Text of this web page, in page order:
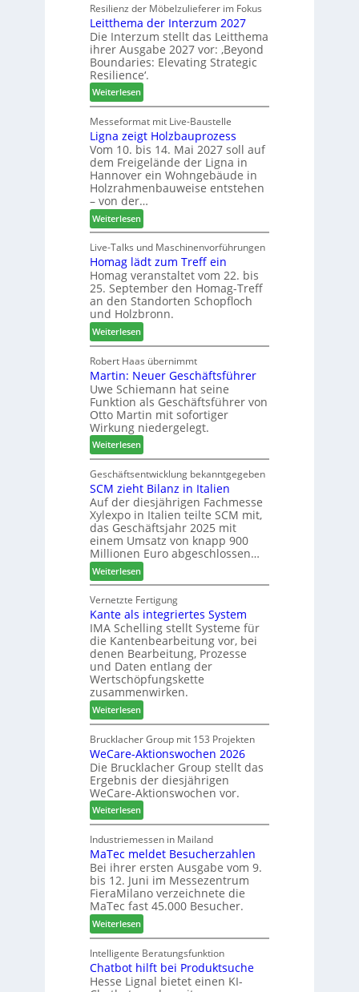
t
i
m
e
n
t
u
n
g
e
n
f
ü
r
P
l
a
n
t
a
g
m
e
l
l
o
-
F
r
ä
s
e
r
u
n
d
-
e
r
b
i
n
d
e
Resilienz der Möbelzulieferer im Fokus
Leitthema der Interzum 2027
Die Interzum stellt das Leitthema
ihrer Ausgabe 2027 vor: ‚Beyond
Boundaries: Elevating Strategic
Resilience‘.
Weiterlesen:
L
e
i
t
t
h
e
m
a
d
e
r
I
n
t
e
r
z
u
m
2
0
2
7
Messeformat mit Live-Baustelle
Ligna zeigt Holzbauprozess
Vom 10. bis 14. Mai 2027 soll auf
dem Freigelände der Ligna in
Hannover ein Wohngebäude in
Holzrahmenbauweise entstehen
– von der…
Weiterlesen:
L
i
g
n
a
z
e
i
g
t
H
o
l
z
b
a
u
p
r
o
z
e
s
s
Live-Talks und Maschinenvorführungen
Homag lädt zum Treff ein
Homag veranstaltet vom 22. bis
25. September den Homag-Treff
an den Standorten Schopfloch
und Holzbronn.
Weiterlesen:
H
o
m
a
g
l
ä
d
t
z
u
m
T
r
e
f
f
i
n
Robert Haas übernimmt
Martin: Neuer Geschäftsführer
Uwe Schiemann hat seine
Funktion als Geschäftsführer von
Otto Martin mit sofortiger
Wirkung niedergelegt.
Weiterlesen:
M
a
r
t
i
n
:
N
e
u
e
r
G
e
s
c
h
ä
f
s
f
ü
h
r
e
Geschäftsentwicklung bekanntgegeben
SCM zieht Bilanz in Italien
Auf der diesjährigen Fachmesse
Xylexpo in Italien teilte SCM mit,
das Geschäftsjahr 2025 mit
einem Umsatz von knapp 900
Millionen Euro abgeschlossen…
Weiterlesen:
S
C
M
z
i
e
h
t
B
i
l
a
n
z
i
n
I
t
a
l
i
e
n
Vernetzte Fertigung
Kante als integriertes System
IMA Schelling stellt Systeme für
die Kantenbearbeitung vor, bei
denen Bearbeitung, Prozesse
und Daten entlang der
Wertschöpfungskette
zusammenwirken.
Weiterlesen:
K
a
n
t
e
a
l
s
i
n
t
e
g
r
i
e
r
t
e
Brucklacher Group mit 153 Projekten
WeCare-Aktionswochen 2026
Die Brucklacher Group stellt das
Ergebnis der diesjährigen
WeCare-Aktionswochen vor.
Weiterlesen:
W
e
C
a
r
e
-
A
k
t
i
o
Industriemessen in Mailand
MaTec meldet Besucherzahlen
Bei ihrer ersten Ausgabe vom 9.
bis 12. Juni im Messezentrum
FieraMilano verzeichnete die
MaTec fast 45.000 Besucher.
Weiterlesen:
M
a
T
e
Intelligente Beratungsfunktion
Chatbot hilft bei Produktsuche
Hesse Lignal bietet einen KI-